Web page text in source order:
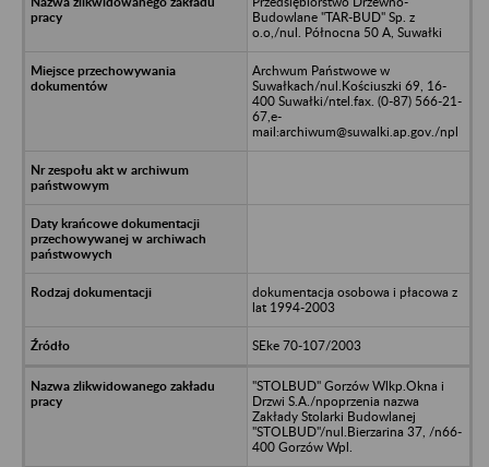
Budowlane "TAR-BUD" Sp. z
o.o,/nul. Północna 50 A, Suwałki
Archwum Państwowe w
Suwałkach/nul.Kościuszki 69, 16-
400 Suwałki/ntel.fax. (0-87) 566-21-
67,e-
mail:archiwum@suwalki.ap.gov./npl
dokumentacja osobowa i płacowa z
lat 1994-2003
SEke 70-107/2003
"STOLBUD" Gorzów Wlkp.Okna i
Drzwi S.A./npoprzenia nazwa
Zakłady Stolarki Budowlanej
"STOLBUD"/nul.Bierzarina 37, /n66-
400 Gorzów Wpl.